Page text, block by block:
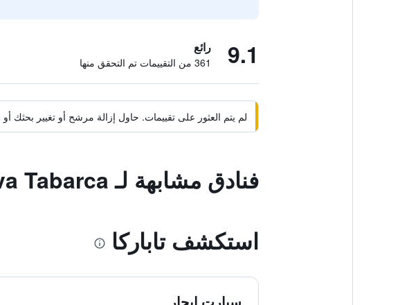
9.1 رائع
361 من التقييمات تم التحقق منها
لم يتم العثور على تقييمات. حاول إزالة مرشح أو تغيير
فنادق مشابهة لـ Hostal Nueva Tabarca
استكشف تاباركا